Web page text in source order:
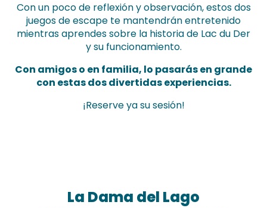
Con un poco de reflexión y observación, estos dos
juegos de escape te mantendrán entretenido
mientras aprendes sobre la historia de Lac du Der
y su funcionamiento.
Con amigos o en familia, lo pasarás en grande
con estas dos divertidas experiencias.
¡Reserve ya su sesión!
La Dama del Lago